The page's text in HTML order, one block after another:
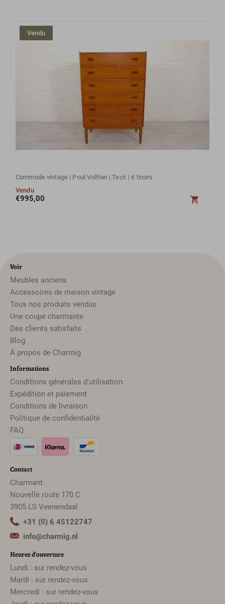
Vendu
Commode vintage | Poul Volther | Teck | 6 tiroirs
Vendu
€995,00
Voir
Meubles anciens
Accessoires de maison vintage
Tous nos produits vendus
Une coupe charmante
Des clients satisfaits
Blog
À propos de Charmig
Informations
Conditions générales d'utilisation
Expédition et paiement
Conditions de livraison
Politique de confidentialité
FAQ
Contact
Charmant
Nouvelle route 170 C
3905 LS Veenendaal
+31 (0) 6 45122747
info@charmig.nl
Heures d'ouverture
Lundi : sur rendez-vous
Mardi : sur rendez-vous
Mercredi : sur rendez-vous